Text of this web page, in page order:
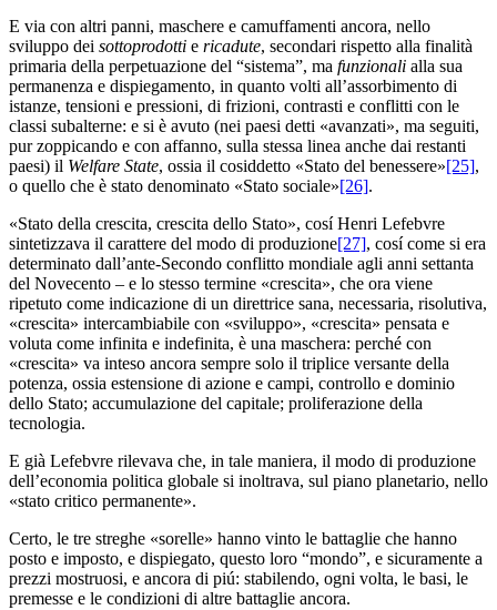
E via con altri panni, maschere e camuffamenti ancora, nello
sviluppo dei sottoprodotti e ricadute, secondari rispetto alla finalità
primaria della perpetuazione del “sistema”, ma funzionali alla sua
permanenza e dispiegamento, in quanto volti all’assorbimento di
istanze, tensioni e pressioni, di frizioni, contrasti e conflitti con le
classi subalterne: e si è avuto (nei paesi detti «avanzati», ma seguiti,
pur zoppicando e con affanno, sulla stessa linea anche dai restanti
paesi) il Welfare State, ossia il cosiddetto «Stato del benessere»[25],
o quello che è stato denominato «Stato sociale»[26].
«Stato della crescita, crescita dello Stato», cosí Henri Lefebvre
sintetizzava il carattere del modo di produzione[27], cosí come si era
determinato dall’ante-Secondo conflitto mondiale agli anni settanta
del Novecento – e lo stesso termine «crescita», che ora viene
ripetuto come indicazione di un direttrice sana, necessaria, risolutiva,
«crescita» intercambiabile con «sviluppo», «crescita» pensata e
voluta come infinita e indefinita, è una maschera: perché con
«crescita» va inteso ancora sempre solo il triplice versante della
potenza, ossia estensione di azione e campi, controllo e dominio
dello Stato; accumulazione del capitale; proliferazione della
tecnologia.
E già Lefebvre rilevava che, in tale maniera, il modo di produzione
dell’economia politica globale si inoltrava, sul piano planetario, nello
«stato critico permanente».
Certo, le tre streghe «sorelle» hanno vinto le battaglie che hanno
posto e imposto, e dispiegato, questo loro “mondo”, e sicuramente a
prezzi mostruosi, e ancora di piú: stabilendo, ogni volta, le basi, le
premesse e le condizioni di altre battaglie ancora.